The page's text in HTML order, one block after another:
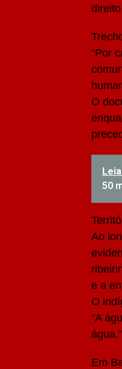
“Por
O
50
Ao
e a
O
“A
água.”
Em